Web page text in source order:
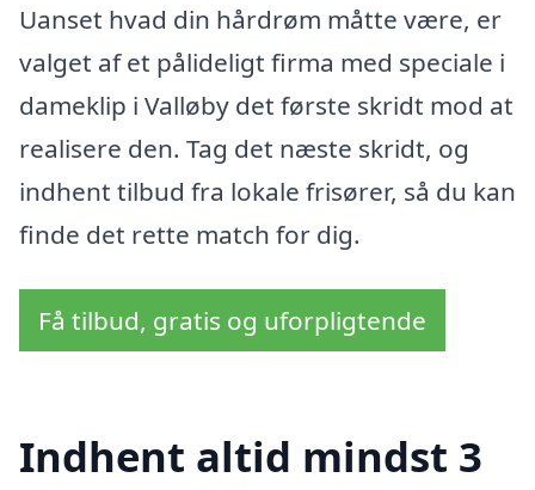
Uanset hvad din hårdrøm måtte være, er
valget af et pålideligt firma med speciale i
dameklip i Valløby det første skridt mod at
realisere den. Tag det næste skridt, og
indhent tilbud fra lokale frisører, så du kan
finde det rette match for dig.
Få tilbud, gratis og uforpligtende
Indhent altid mindst 3